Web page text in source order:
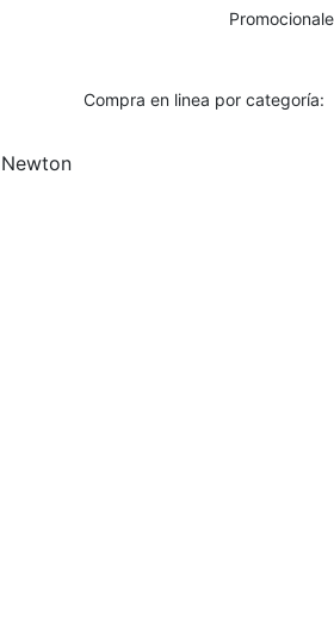
Compra en linea por categoría: